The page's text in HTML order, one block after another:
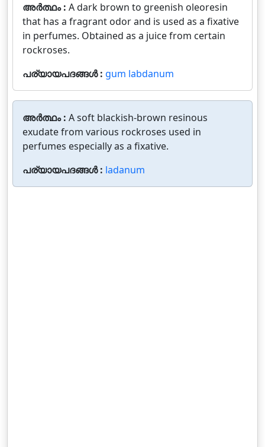
അർത്ഥം : A dark brown to greenish oleoresin
that has a fragrant odor and is used as a fixative
in perfumes. Obtained as a juice from certain
rockroses.
പര്യായപദങ്ങൾ : gum labdanum
അർത്ഥം : A soft blackish-brown resinous
exudate from various rockroses used in
perfumes especially as a fixative.
പര്യായപദങ്ങൾ : ladanum